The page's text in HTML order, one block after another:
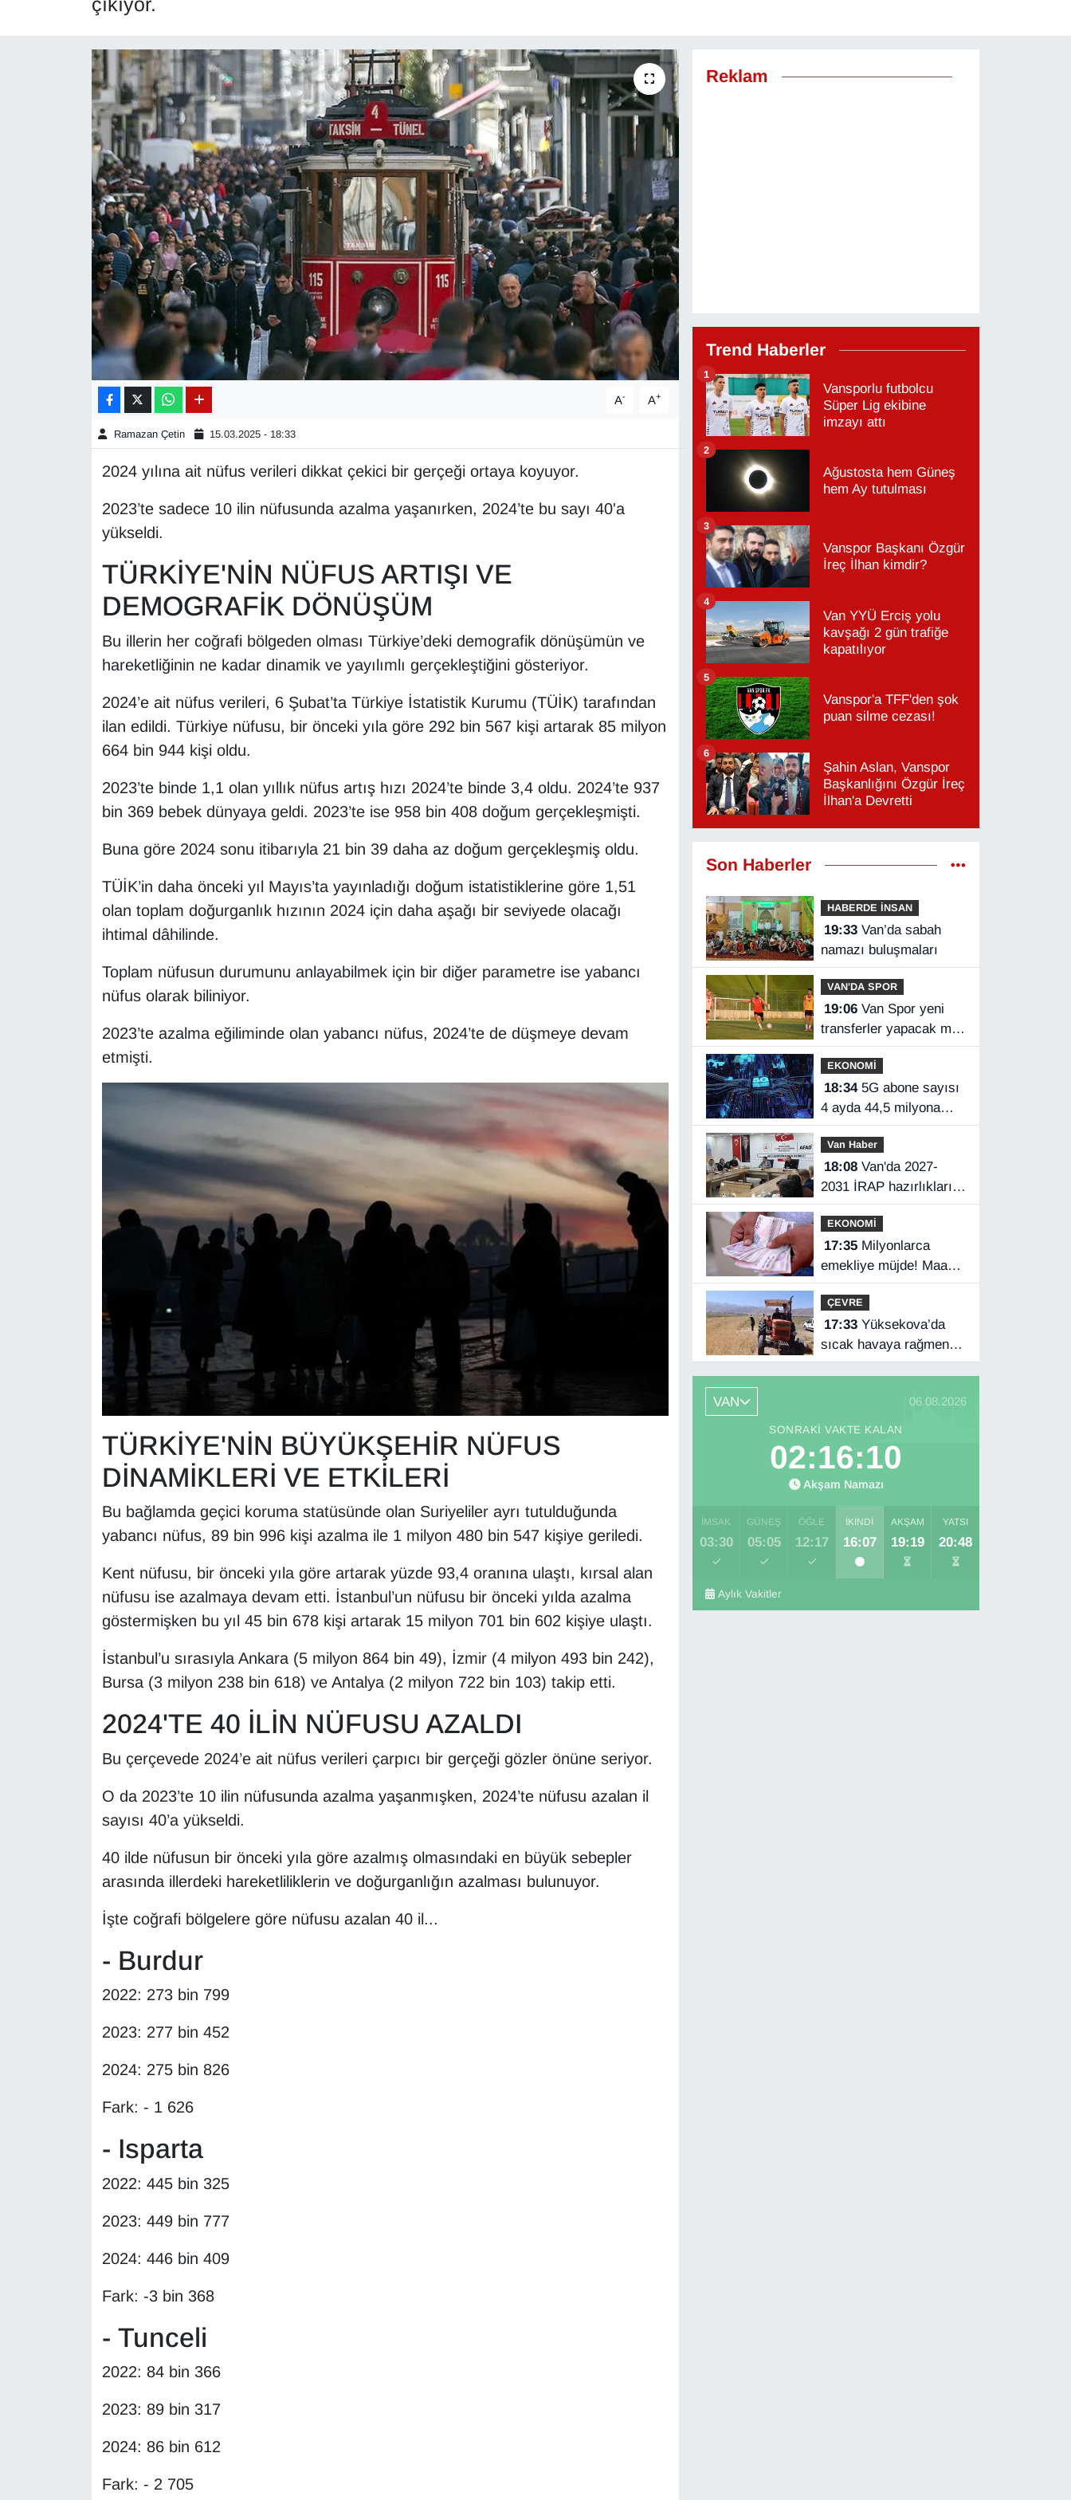
A- A+
Ramazan Çetin 15.03.2025 - 18:33
2024 yılına ait nüfus verileri dikkat çekici bir gerçeği ortaya koyuyor.
2023’te sadece 10 ilin nüfusunda azalma yaşanırken, 2024’te bu sayı 40'a
yükseldi.
TÜRKİYE'NİN NÜFUS ARTIŞI VE
DEMOGRAFİK DÖNÜŞÜM
Bu illerin her coğrafi bölgeden olması Türkiye’deki demografik dönüşümün ve
hareketliğinin ne kadar dinamik ve yayılımlı gerçekleştiğini gösteriyor.
2024’e ait nüfus verileri, 6 Şubat’ta Türkiye İstatistik Kurumu (TÜİK) tarafından
ilan edildi. Türkiye nüfusu, bir önceki yıla göre 292 bin 567 kişi artarak 85 milyon
664 bin 944 kişi oldu.
2023’te binde 1,1 olan yıllık nüfus artış hızı 2024’te binde 3,4 oldu. 2024’te 937
bin 369 bebek dünyaya geldi. 2023’te ise 958 bin 408 doğum gerçekleşmişti.
Buna göre 2024 sonu itibarıyla 21 bin 39 daha az doğum gerçekleşmiş oldu.
TÜİK’in daha önceki yıl Mayıs’ta yayınladığı doğum istatistiklerine göre 1,51
olan toplam doğurganlık hızının 2024 için daha aşağı bir seviyede olacağı
ihtimal dâhilinde.
Toplam nüfusun durumunu anlayabilmek için bir diğer parametre ise yabancı
nüfus olarak biliniyor.
2023’te azalma eğiliminde olan yabancı nüfus, 2024’te de düşmeye devam
etmişti.
TÜRKİYE'NİN BÜYÜKŞEHİR NÜFUS
DİNAMİKLERİ VE ETKİLERİ
Bu bağlamda geçici koruma statüsünde olan Suriyeliler ayrı tutulduğunda
yabancı nüfus, 89 bin 996 kişi azalma ile 1 milyon 480 bin 547 kişiye geriledi.
Kent nüfusu, bir önceki yıla göre artarak yüzde 93,4 oranına ulaştı, kırsal alan
nüfusu ise azalmaya devam etti. İstanbul’un nüfusu bir önceki yılda azalma
göstermişken bu yıl 45 bin 678 kişi artarak 15 milyon 701 bin 602 kişiye ulaştı.
İstanbul’u sırasıyla Ankara (5 milyon 864 bin 49), İzmir (4 milyon 493 bin 242),
Bursa (3 milyon 238 bin 618) ve Antalya (2 milyon 722 bin 103) takip etti.
2024'TE 40 İLİN NÜFUSU AZALDI
Bu çerçevede 2024’e ait nüfus verileri çarpıcı bir gerçeği gözler önüne seriyor.
O da 2023’te 10 ilin nüfusunda azalma yaşanmışken, 2024’te nüfusu azalan il
sayısı 40’a yükseldi.
40 ilde nüfusun bir önceki yıla göre azalmış olmasındaki en büyük sebepler
arasında illerdeki hareketliliklerin ve doğurganlığın azalması bulunuyor.
İşte coğrafi bölgelere göre nüfusu azalan 40 il...
- Burdur
2022: 273 bin 799
2023: 277 bin 452
2024: 275 bin 826
Fark: - 1 626
- Isparta
2022: 445 bin 325
2023: 449 bin 777
2024: 446 bin 409
Fark: -3 bin 368
- Tunceli
2022: 84 bin 366
2023: 89 bin 317
2024: 86 bin 612
Fark: - 2 705
Reklam
Trend Haberler
Vansporlu futbolcu
Süper Lig ekibine
imzayı attı
1
Ağustosta hem Güneş
hem Ay tutulması
2
Vanspor Başkanı Özgür
İreç İlhan kimdir?
3
Van YYÜ Erciş yolu
kavşağı 2 gün trafiğe
kapatılıyor
4
Vanspor'a TFF'den şok
puan silme cezası!
5
Şahin Aslan, Vanspor
Başkanlığını Özgür İreç
İlhan'a Devretti
6
Son Haberler
HABERDE İNSAN
19:33Van’da sabah
namazı buluşmaları
VAN'DA SPOR
19:06Van Spor yeni
transferler yapacak mı?
Başkan Özgür İreç İlhan
açıkladı
EKONOMİ
18:345G abone sayısı
4 ayda 44,5 milyona
ulaştı
Van Haber
18:08Van'da 2027-
2031 İRAP hazırlıkları
başladı
EKONOMİ
17:35Milyonlarca
emekliye müjde! Maaş
farkları bu gece
hesaplarda
ÇEVRE
17:33Yüksekova’da
sıcak havaya rağmen
hasat mesaisi başladı
VAN 06.08.2026
SONRAKI VAKTE KALAN
02:16:09
Akşam Namazı
İMSAK
03:30
GÜNEŞ
05:05
ÖĞLE
12:17
İKINDI
16:07
AKŞAM
19:19
YATSI
20:48
Aylık Vakitler
DÜNYA
EĞİTİM
EKONOMİ
Eleman
En çok konuşulanlar
GENEL
HABERDE İNSAN
Kamu Alımları
Kim Kimdir?
MAGAZİN
ONE EKONOMİ
POLİTİKA
RÖPORTAJ
Sinema - TV
TEKNOLOJİ
VAN'DA SPOR